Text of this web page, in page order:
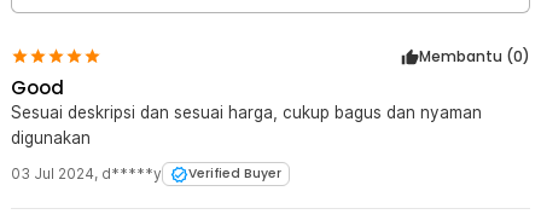
Membantu (0)
Good
Sesuai deskripsi dan sesuai harga, cukup bagus dan nyaman
digunakan
03 Jul 2024, d*****y Verified Buyer